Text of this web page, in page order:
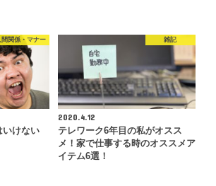
間関係・マナー
いけない
雑記
2020.4.12
テレワーク6年目の私がオスス
メ！家で仕事する時のオススメア
イテム6選！